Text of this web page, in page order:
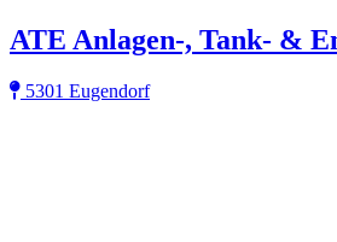
ATE Anlagen-, Tank- &
5301 Eugendorf